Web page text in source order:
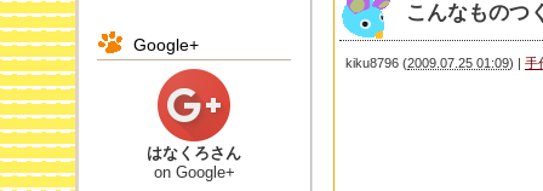
こんなものつ
kiku8796 (2009.07.25 01:09) | 手
Google+
はなくろさん
on Google+